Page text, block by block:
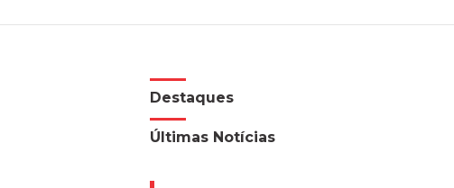
Destaques
Últimas Notícias